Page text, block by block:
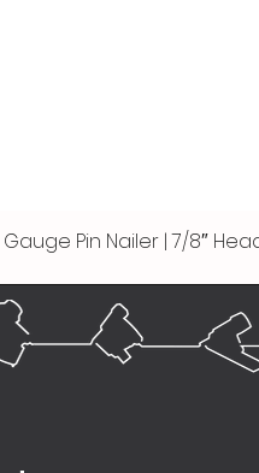
Pin Nailer | 7/8″